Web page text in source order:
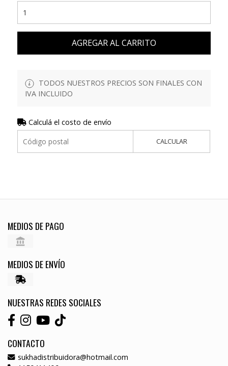
AGREGAR AL CARRITO
TODOS NUESTROS PRECIOS SON FINALES CON
IVA INCLUIDO
Calculá el costo de envío
CALCULAR
MEDIOS DE PAGO
MEDIOS DE ENVÍO
NUESTRAS REDES SOCIALES
CONTACTO
sukhadistribuidora@hotmail.com